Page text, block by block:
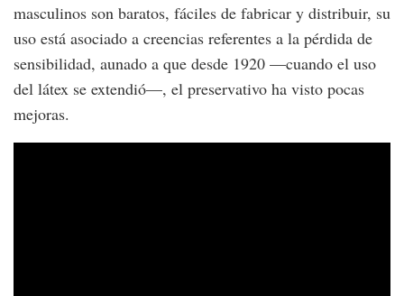
masculinos son baratos, fáciles de fabricar y distribuir, su
uso está asociado a creencias referentes a la pérdida de
sensibilidad, aunado a que desde 1920 —cuando el uso
del látex se extendió—, el preservativo ha visto pocas
mejoras.